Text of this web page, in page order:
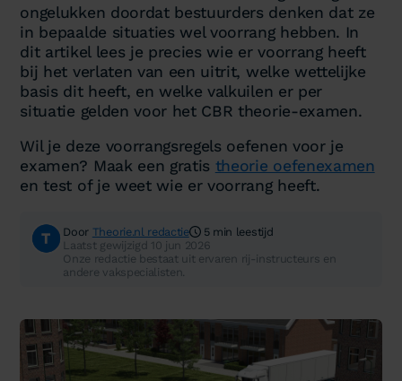
ongelukken doordat bestuurders denken dat ze
in bepaalde situaties wel voorrang hebben. In
dit artikel lees je precies wie er voorrang heeft
bij het verlaten van een uitrit, welke wettelijke
basis dit heeft, en welke valkuilen er per
situatie gelden voor het CBR theorie-examen.
Wil je deze voorrangsregels oefenen voor je
examen? Maak een gratis theorie oefenexamen
en test of je weet wie er voorrang heeft.
Door Theorie.nl redactie
5 min leestijd
Laatst gewijzigd 10 jun 2026
Onze redactie bestaat uit ervaren rij-instructeurs en
andere vakspecialisten.